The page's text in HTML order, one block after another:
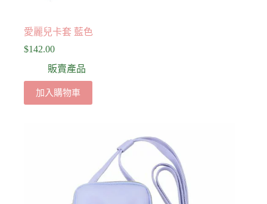
愛麗兒卡套 藍色
$142.00
販賣產品
加入購物車